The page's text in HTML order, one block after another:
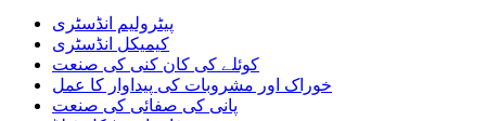
پیٹرولیم انڈسٹری
کیمیکل انڈسٹری
کوئلے کی کان کنی کی صنعت
خوراک اور مشروبات کی پیداوار کا عمل
پانی کی صفائی کی صنعت